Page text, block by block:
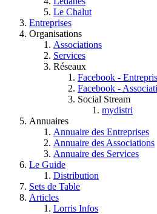
Le Chalut
Entreprises
Organisations
Associations
Services
Réseaux
Facebook -
Facebook -
Social Stream
mydistri
Annuaires
Annuaire des Entreprises
Annuaire des Associations
Annuaire des Services
Le Guide
Distribution
Sets de Table
Articles
Lorris Infos